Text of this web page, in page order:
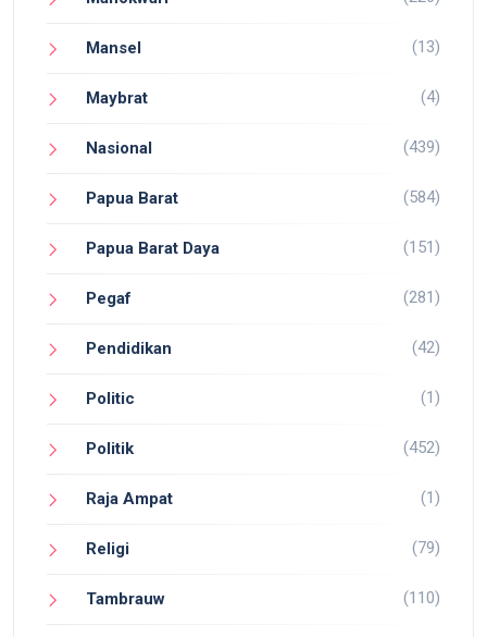
Mansel (13)
Maybrat (4)
Nasional (439)
Papua Barat (584)
Papua Barat Daya (151)
Pegaf (281)
Pendidikan (42)
Politic (1)
Politik (452)
Raja Ampat (1)
Religi (79)
Tambrauw (110)